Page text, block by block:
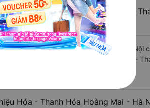
Hoàng Mai - Hà Nội từ Thiệu Hóa -
Thiệu Hóa - Thanh Hóa Hoàng Mai - Hà
đi Hoàng Mai - Hà Nội từ Thiệu Hóa -
khách hàng).
Hóa - Thanh Hóa Hoàng Mai - Hà